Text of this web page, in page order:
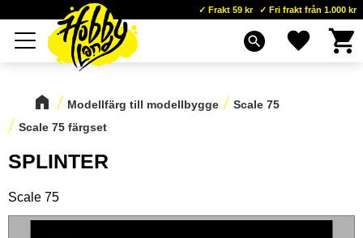
Meny
Frakt 59 kr Fri frakt från 1.000 kr
search Favoriter
Modellfärg till modellbygge
Scale 75
Scale 75 färgset
SPLINTER
Scale 75